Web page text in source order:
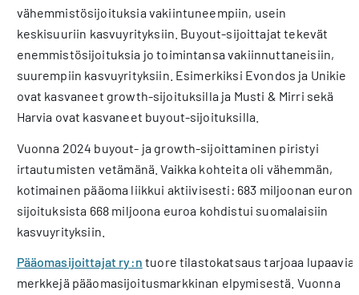
vähemmistösijoituksia vakiintuneempiin, usein
keskisuuriin kasvuyrityksiin. Buyout-sijoittajat tekevät
enemmistösijoituksia jo toimintansa vakiinnuttaneisiin,
suurempiin kasvuyrityksiin. Esimerkiksi Evondos ja Unikie
ovat kasvaneet growth-sijoituksilla ja Musti & Mirri sekä
Harvia ovat kasvaneet buyout-sijoituksilla.
Vuonna 2024 buyout- ja growth-sijoittaminen piristyi
irtautumisten vetämänä. Vaikka kohteita oli vähemmän,
kotimainen pääoma liikkui aktiivisesti: 683 miljoonan euron
sijoituksista 668 miljoona euroa kohdistui suomalaisiin
kasvuyrityksiin.
Pääomasijoittajat ry:n tuore tilastokatsaus tarjoaa lupaavia
merkkejä pääomasijoitusmarkkinan elpymisestä. Vuonna